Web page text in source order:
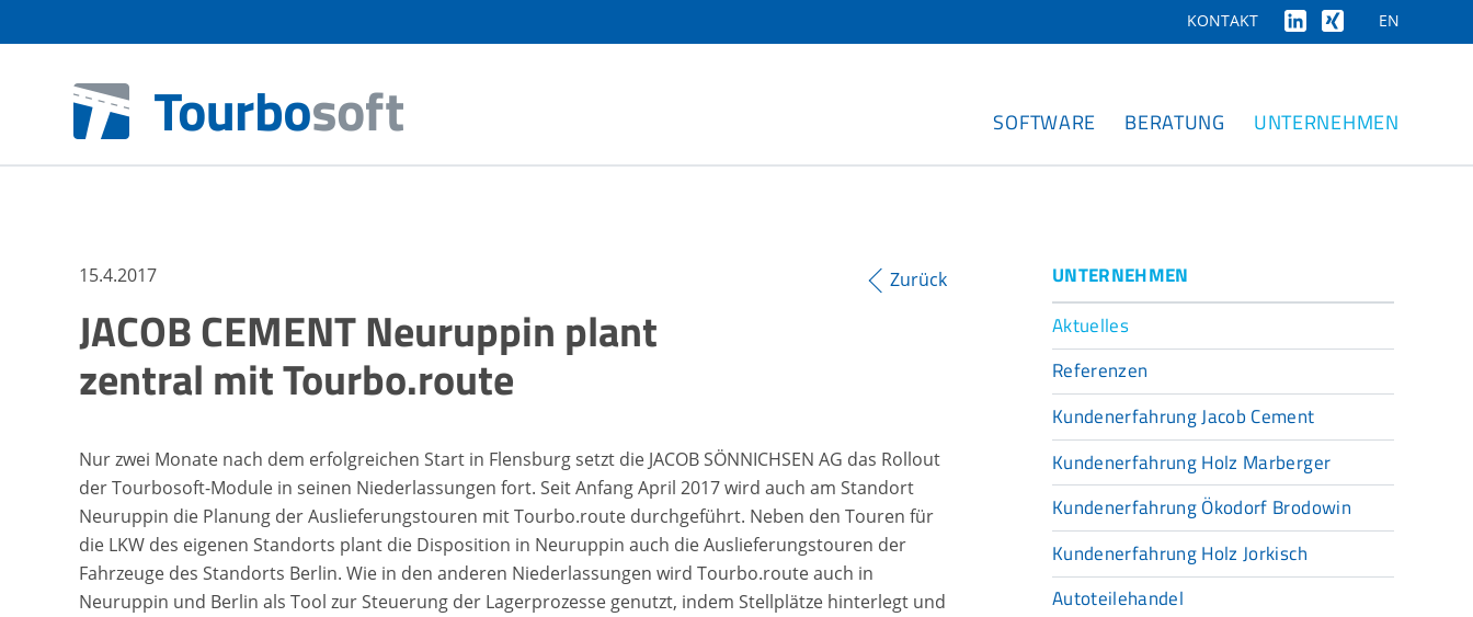
EN
KONTAKT
SOFTWARE BERATUNG UNTERNEHMEN
15.4.2017
JACOB CEMENT Neuruppin plant
zentral mit Tourbo.route
Nur zwei Monate nach dem erfolgreichen Start in Flensburg setzt die JACOB SÖNNICHSEN AG das Rollout
der Tourbosoft-Module in seinen Niederlassungen fort. Seit Anfang April 2017 wird auch am Standort
Neuruppin die Planung der Auslieferungstouren mit Tourbo.route durchgeführt. Neben den Touren für
die LKW des eigenen Standorts plant die Disposition in Neuruppin auch die Auslieferungstouren der
Fahrzeuge des Standorts Berlin. Wie in den anderen Niederlassungen wird Tourbo.route auch in
Neuruppin und Berlin als Tool zur Steuerung der Lagerprozesse genutzt, indem Stellplätze hinterlegt und
Zurück
UNTERNEHMEN
Aktuelles
Referenzen
Kundenerfahrung Jacob Cement
Kundenerfahrung Holz Marberger
Kundenerfahrung Ökodorf Brodowin
Kundenerfahrung Holz Jorkisch
Autoteilehandel